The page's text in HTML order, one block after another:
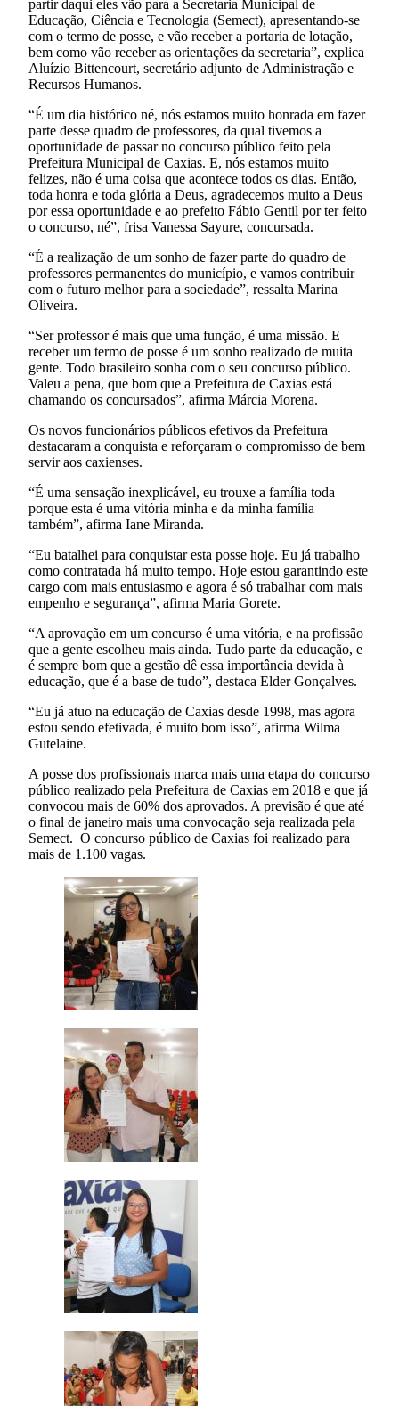
partir daqui eles vão para a Secretaria Municipal de
Educação, Ciência e Tecnologia (Semect), apresentando-se
com o termo de posse, e vão receber a portaria de lotação,
bem como vão receber as orientações da secretaria”, explica
Aluízio Bittencourt, secretário adjunto de Administração e
Recursos Humanos.
“É um dia histórico né, nós estamos muito honrada em fazer
parte desse quadro de professores, da qual tivemos a
oportunidade de passar no concurso público feito pela
Prefeitura Municipal de Caxias. E, nós estamos muito
felizes, não é uma coisa que acontece todos os dias. Então,
toda honra e toda glória a Deus, agradecemos muito a Deus
por essa oportunidade e ao prefeito Fábio Gentil por ter feito
o concurso, né”, frisa Vanessa Sayure, concursada.
“É a realização de um sonho de fazer parte do quadro de
professores permanentes do município, e vamos contribuir
com o futuro melhor para a sociedade”, ressalta Marina
Oliveira.
“Ser professor é mais que uma função, é uma missão. E
receber um termo de posse é um sonho realizado de muita
gente. Todo brasileiro sonha com o seu concurso público.
Valeu a pena, que bom que a Prefeitura de Caxias está
chamando os concursados”, afirma Márcia Morena.
Os novos funcionários públicos efetivos da Prefeitura
destacaram a conquista e reforçaram o compromisso de bem
servir aos caxienses.
“É uma sensação inexplicável, eu trouxe a família toda
porque esta é uma vitória minha e da minha família
também”, afirma Iane Miranda.
“Eu batalhei para conquistar esta posse hoje. Eu já trabalho
como contratada há muito tempo. Hoje estou garantindo este
cargo com mais entusiasmo e agora é só trabalhar com mais
empenho e segurança”, afirma Maria Gorete.
“A aprovação em um concurso é uma vitória, e na profissão
que a gente escolheu mais ainda. Tudo parte da educação, e
é sempre bom que a gestão dê essa importância devida à
educação, que é a base de tudo”, destaca Elder Gonçalves.
“Eu já atuo na educação de Caxias desde 1998, mas agora
estou sendo efetivada, é muito bom isso”, afirma Wilma
Gutelaine.
A posse dos profissionais marca mais uma etapa do concurso
público realizado pela Prefeitura de Caxias em 2018 e que já
convocou mais de 60% dos aprovados. A previsão é que até
o final de janeiro mais uma convocação seja realizada pela
Semect. O concurso público de Caxias foi realizado para
mais de 1.100 vagas.